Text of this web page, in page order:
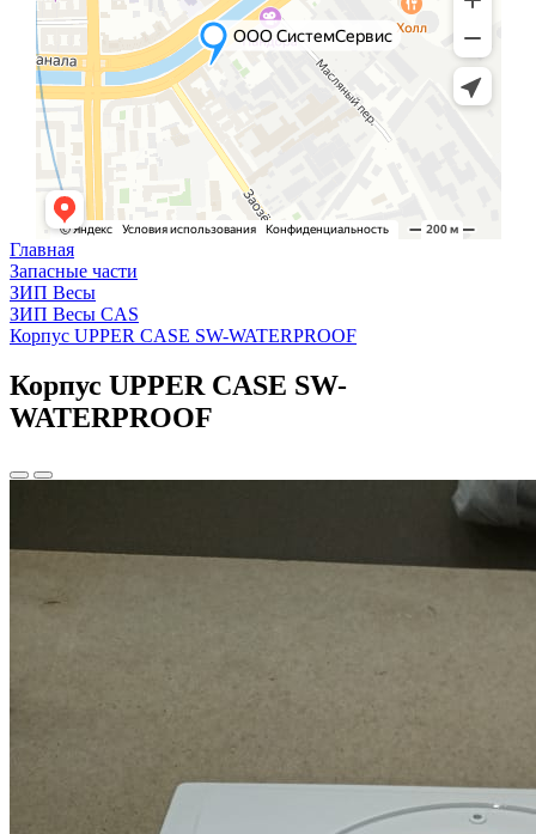
Главная
Запасные части
ЗИП Весы
ЗИП Весы CAS
Корпус UPPER CASE SW-WATERPROOF
Корпус UPPER CASE SW-
WATERPROOF